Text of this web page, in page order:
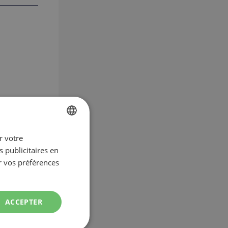
ENGLISH
votre
publicitaires en
préférences
ACCEPTER